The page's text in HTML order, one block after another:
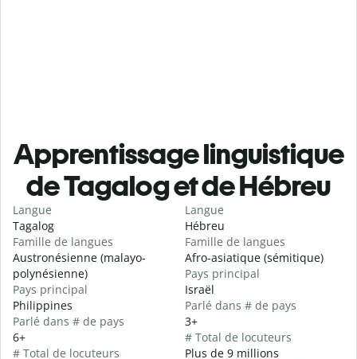
Apprentissage linguistique
de Tagalog et de Hébreu
Langue
Tagalog
Famille de langues
Austronésienne (malayo-
polynésienne)
Pays principal
Philippines
Parlé dans # de pays
6+
# Total de locuteurs
Langue
Hébreu
Famille de langues
Afro-asiatique (sémitique)
Pays principal
Israël
Parlé dans # de pays
3+
# Total de locuteurs
Plus de 9 millions